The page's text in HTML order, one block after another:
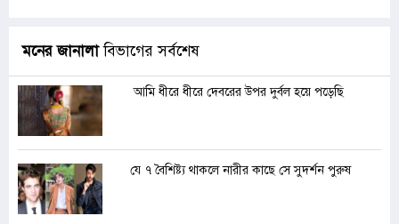
মনের জানালাবিভাগের সর্বশেষ
আমি ধীরে ধীরে দেবরের উপর দুর্বল হয়ে পড়েছি
যে ৭ বৈশিষ্ট্য থাকলে নারীর কাছে সে সুদর্শন পুরুষ